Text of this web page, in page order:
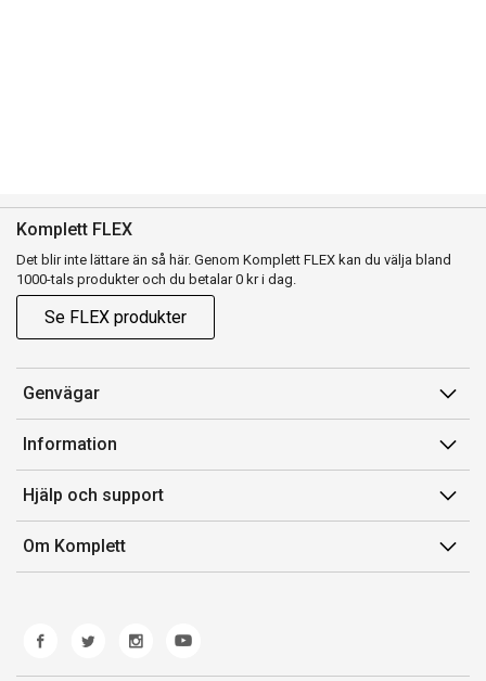
Komplett FLEX
Det blir inte lättare än så här. Genom Komplett FLEX kan du välja bland
1000-tals produkter och du betalar 0 kr i dag.
Se FLEX produkter
Genvägar
Konto
Orderhistorik
Presentkort
Komplett Club
Information
Försäljningsvillkor
Medlemsvillkor for Komplett Club
Lediga tjänster
Hjälp och support
Kontakta oss
Kundservice
Produkthjälp och retur
Felsökning och guider
Om Komplett